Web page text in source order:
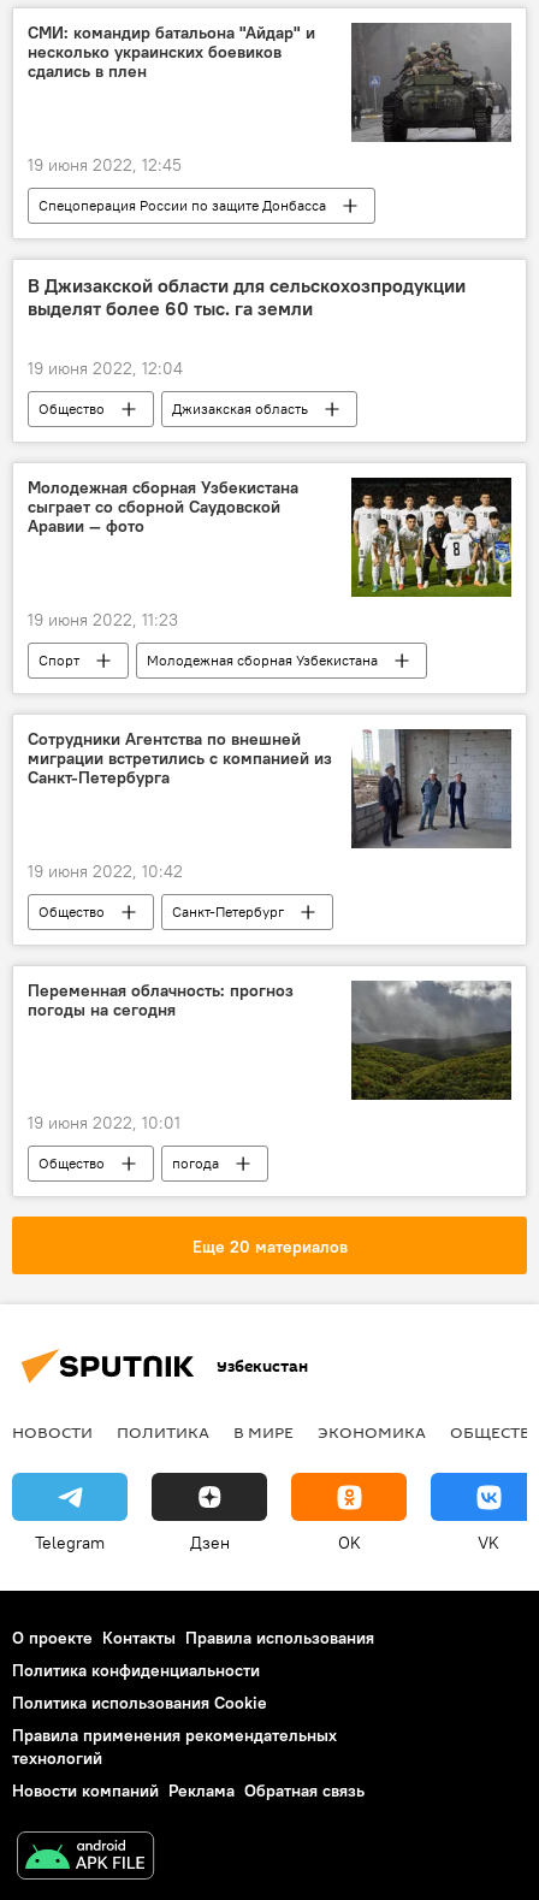
СМИ: командир батальона "Айдар" и
несколько украинских боевиков
сдались в плен
19 июня 2022, 12:45
Спецоперация России по защите Донбасса
Украина
ЛНР Боевики
В Джизакской области для сельскохозпродукции
выделят более 60 тыс. га земли
19 июня 2022, 12:04
Общество
Джизакская область
Сельхозпродукция
земля
Экспорт
продукция
семена
Сельское хозяйство
Молодежная сборная Узбекистана
сыграет со сборной Саудовской
Аравии — фото
19 июня 2022, 11:23
Спорт
Молодежная сборная Узбекистана
Саудовская Аравия
Футбол
финал
Тимур Кападзе
Сотрудники Агентства по внешней
миграции встретились с компанией из
Санкт-Петербурга
19 июня 2022, 10:42
Общество
Санкт-Петербург
компания
Переменная облачность: прогноз
погоды на сегодня
19 июня 2022, 10:01
Общество погода
Еще 20 материалов
Узбекистан
НОВОСТИ ПОЛИТИКА В МИРЕ ЭКОНОМИКА
Telegram Дзен OK VK
О проекте Контакты Правила использования
Политика конфиденциальности
Политика использования Cookie
Правила применения рекомендательных
технологий
Новости компаний Реклама Обратная связь